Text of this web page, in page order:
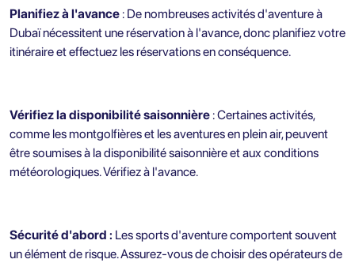
Planifiez à l'avance : De nombreuses activités d'aventure à
Dubaï nécessitent une réservation à l'avance, donc planifiez votre
itinéraire et effectuez les réservations en conséquence.
Vérifiez la disponibilité saisonnière : Certaines activités,
comme les montgolfières et les aventures en plein air, peuvent
être soumises à la disponibilité saisonnière et aux conditions
météorologiques. Vérifiez à l'avance.
Sécurité d'abord : Les sports d'aventure comportent souvent
un élément de risque. Assurez-vous de choisir des opérateurs de